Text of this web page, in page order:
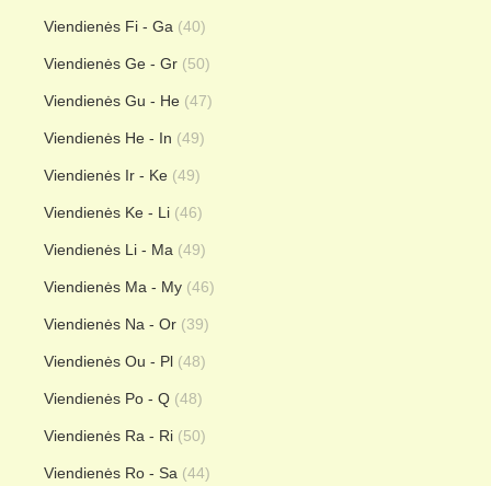
Viendienės Fi - Ga (40)
Viendienės Ge - Gr (50)
Viendienės Gu - He (47)
Viendienės He - In (49)
Viendienės Ir - Ke (49)
Viendienės Ke - Li (46)
Viendienės Li - Ma (49)
Viendienės Ma - My (46)
Viendienės Na - Or (39)
Viendienės Ou - Pl (48)
Viendienės Po - Q (48)
Viendienės Ra - Ri (50)
Viendienės Ro - Sa (44)